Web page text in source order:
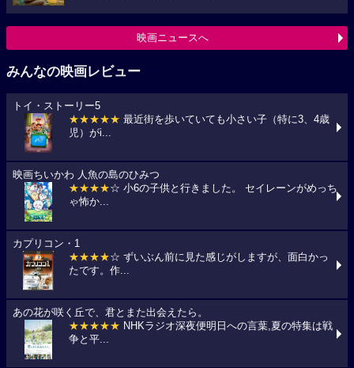
映画ニュースへ
みんなの映画レビュー
トイ・ストーリー5
★★★★★ 最近街を歩いていても小さい子（特に3、4歳
児）がi...
映画ちいかわ 人魚の島のひみつ
★★★★☆ 小6の子供と行きました。 セイレーンがめっち
ゃ怖か...
カプリコン・1
★★★★☆ ずいぶん前に見た感じがしますが、面白かっ
たです。作...
あの花が咲く丘で、君とまた出会えたら。
★★★★★ NHKラジオ深夜便明日への言葉,夏の特集は戦
争と平...